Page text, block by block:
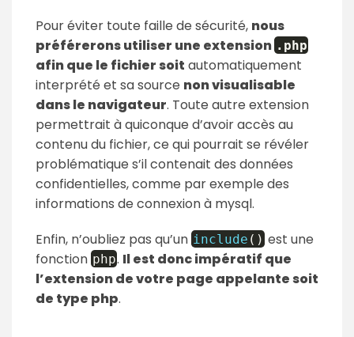
Pour éviter toute faille de sécurité, nous
préférerons utiliser une extension . php
afin que le fichier soit automatiquement
interprété et sa source non visualisable
dans le navigateur. Toute autre extension
permettrait à quiconque d’avoir accès au
contenu du fichier, ce qui pourrait se révéler
problématique s’il contenait des données
confidentielles, comme par exemple des
informations de connexion à mysql.
Enfin, n’oubliez pas qu’un include ( ) est une
fonction php. Il est donc impératif que
l’extension de votre page appelante soit
de type php.